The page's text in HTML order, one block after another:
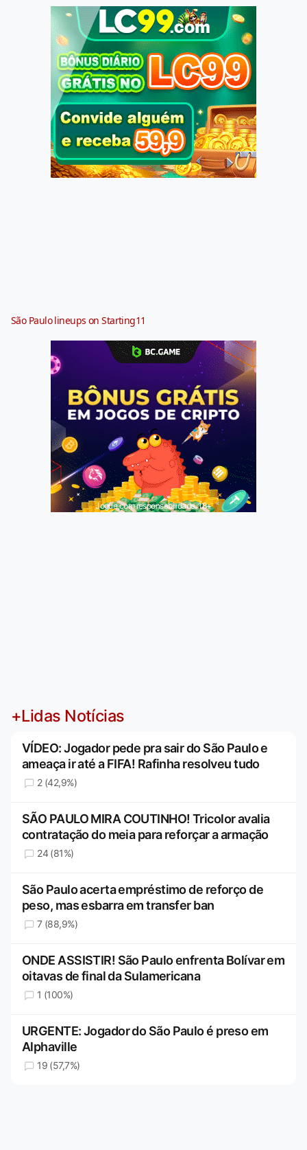
São Paulo lineups on Starting11
Jogue com responsabilidade. 18+
+Lidas Notícias
VÍDEO: Jogador pede pra sair do São Paulo e
ameaça ir até a FIFA! Rafinha resolveu tudo
2 (42,9%)
SÃO PAULO MIRA COUTINHO! Tricolor avalia
contratação do meia para reforçar a armação
24 (81%)
São Paulo acerta empréstimo de reforço de
peso, mas esbarra em transfer ban
7 (88,9%)
ONDE ASSISTIR! São Paulo enfrenta Bolívar em
oitavas de final da Sulamericana
1 (100%)
URGENTE: Jogador do São Paulo é preso em
Alphaville
19 (57,7%)